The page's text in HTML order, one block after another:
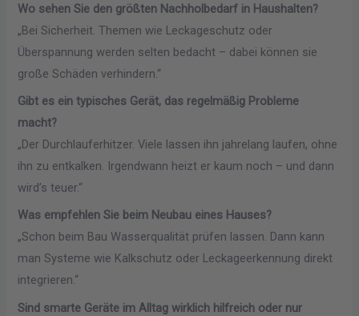
Wo sehen Sie den größten Nachholbedarf in Haushalten?
„Bei Sicherheit. Themen wie Leckageschutz oder
Überspannung werden selten bedacht – dabei können sie
große Schäden verhindern.“
Gibt es ein typisches Gerät, das regelmäßig Probleme
macht?
„Der Durchlauferhitzer. Viele lassen ihn jahrelang laufen, ohne
ihn zu entkalken. Irgendwann heizt er kaum noch – und dann
wird’s teuer.“
Was empfehlen Sie beim Neubau eines Hauses?
„Schon beim Bau Wasserqualität prüfen lassen. Dann kann
man Systeme wie Kalkschutz oder Leckageerkennung direkt
integrieren.“
Sind smarte Geräte im Alltag wirklich hilfreich oder nur